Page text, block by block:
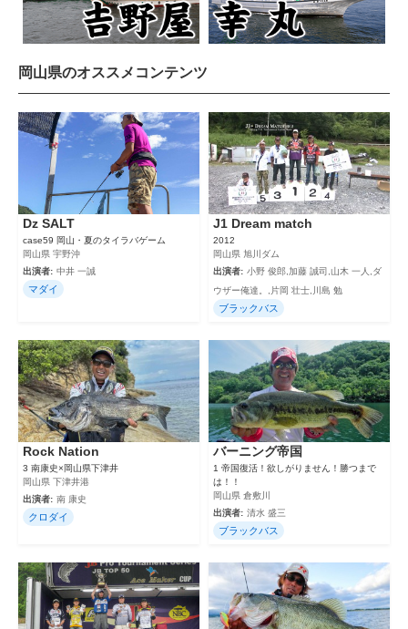
岡山県のオススメコンテンツ
Dz SALT
case59 岡山・夏のタイラバゲーム
岡山県 宇野沖
出演者: 中井 一誠
マダイ
J1 Dream match
2012
岡山県 旭川ダム
出演者: 小野 俊郎,加藤 誠司,山木 一人,ダ
ウザー俺達。,片岡 壮士,川島 勉
ブラックバス
Rock Nation
3 南康史×岡山県下津井
岡山県 下津井港
出演者: 南 康史
クロダイ
バーニング帝国
1 帝国復活！欲しがりません！勝つまで
は！！
岡山県 倉敷川
出演者: 清水 盛三
ブラックバス